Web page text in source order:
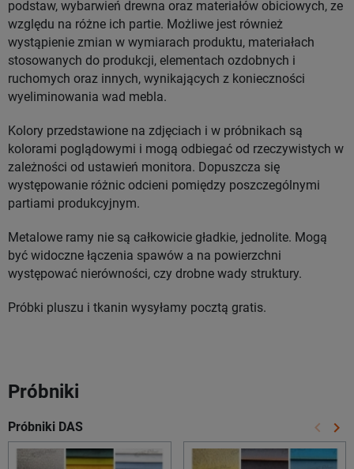
podstaw, wybarwień drewna oraz materiałów obiciowych, ze
względu na różne ich partie. Możliwe jest również
wystąpienie zmian w wymiarach produktu, materiałach
stosowanych do produkcji, elementach ozdobnych i
ruchomych oraz innych, wynikających z konieczności
wyeliminowania wad mebla.
Kolory przedstawione na zdjęciach i w próbnikach są
kolorami poglądowymi i mogą odbiegać od rzeczywistych w
zależności od ustawień monitora. Dopuszcza się
występowanie różnic odcieni pomiędzy poszczególnymi
partiami produkcyjnym.
Metalowe ramy nie są całkowicie gładkie, jednolite. Mogą
być widoczne łączenia spawów a na powierzchni
występować nierówności, czy drobne wady struktury.
Próbki pluszu i tkanin wysyłamy pocztą gratis.
Próbniki
Próbniki DAS keyboard_arrow_left keyboard_arrow_right